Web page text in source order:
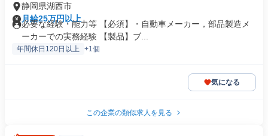
静岡県湖西市
月給25万円以上
必要な経験・能力等 【必須】・自動車メーカー，部品製造メ
ーカーでの実務経験 【製品】ブ...
年間休日120日以上 +1個
気になる
この企業の類似求人を見る